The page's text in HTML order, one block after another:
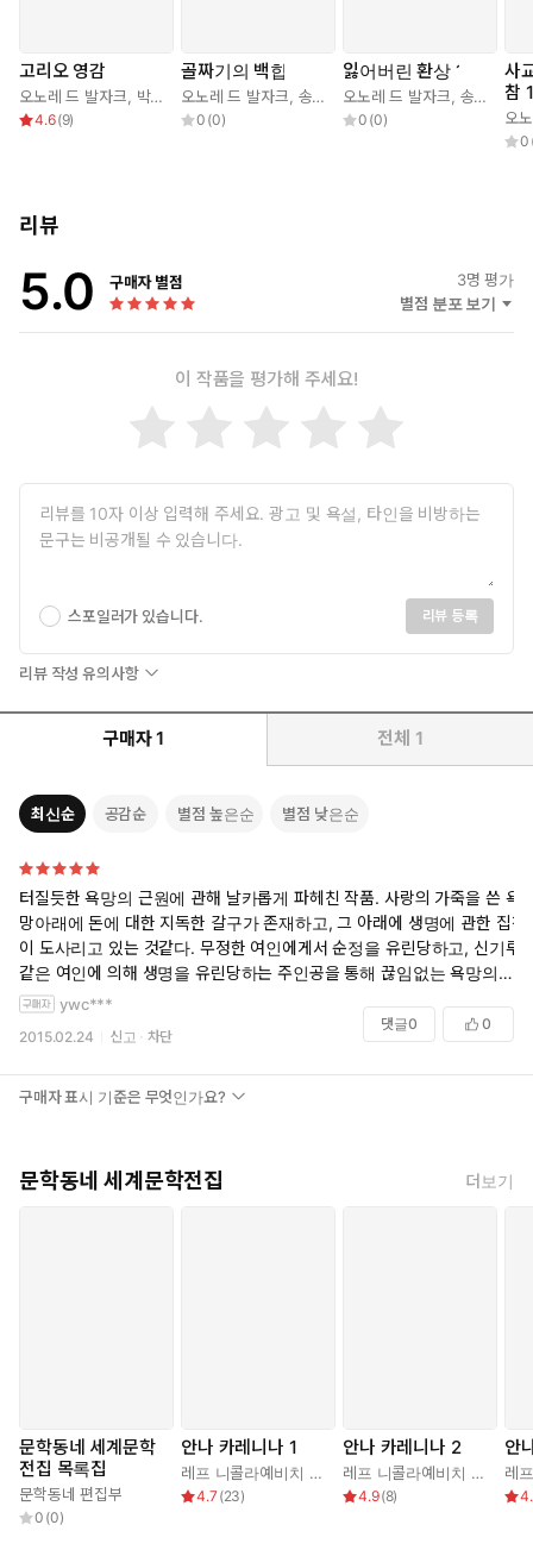
고리오 영감
오노레 드 발자크 박영근
4.6(9)
골짜기의 백합
오노레 드 발자크 송덕호
0 (0)
잃어버린 환상 1
오노레 드 발자크 송기정
0 (0)
사
참 1
오
0
리뷰
5.0 구매자 별점 3명 평가
별점 분포 보기
이 작품을 평가해 주세요!
스포일러가 있습니다. 리뷰 등록
리뷰 작성 유의사항
구매자 1 전체 1
최신순 공감순 별점 높은순 별점 낮은순
터질듯한 욕망의 근원에 관해 날카롭게 파헤친 작품. 사랑의 가죽을 쓴 욕
망아래에 돈에 대한 지독한 갈구가 존재하고, 그 아래에 생명에 관한 집착
이 도사리고 있는 것같다. 무정한 여인에게서 순정을 유린당하고, 신기루
같은 여인에 의해 생명을 유린당하는 주인공을 통해 끊임없는 욕망의 노
예로 살아가는 인간의 모습을 비춰주고 있다.
ywc***
2015.02.24 신고 차단
댓글0 0
구매자 표시 기준은 무엇인가요?
문학동네 세계문학전집 더보기
문학동네 세계문학
전집 목록집
문학동네 편집부
0 (0)
안나 카레니나 1
레프 니콜라예비치 톨스토이 , 박형규
4.7 (23)
안나 카레니나 2
레프 니콜라예비치 톨스토이
4.9(8)
안